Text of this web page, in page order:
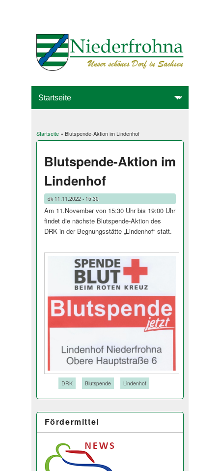
Sie sind hier
Startseite» Blutspende-Aktion im Lindenhof
Blutspende-Aktion im
Lindenhof
dk11.11.2022 - 15:30
Am 11.November von 15:30 Uhr bis 19:00 Uhr
findet die nächste Blutspende-Aktion des
DRK in der Begnungsstätte „Lindenhof“ statt.
DRK Blutspende Lindenhof
Fördermittel